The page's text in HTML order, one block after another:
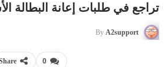
تراجع في طلبات إعانة البطالة
By A2support
0